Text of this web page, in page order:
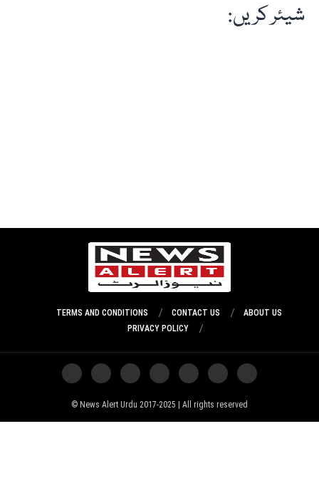
شیئر کریں:
ABOUT US
CONTACT US
TERMS AND CONDITIONS
PRIVACY POLICY
News Alert Urdu 2017-2025 | All rights reserved ©